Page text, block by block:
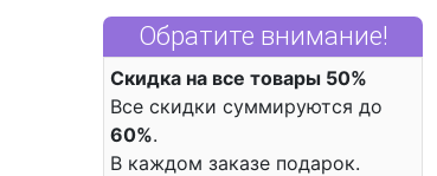
Обратите внимание!
Скидка на все товары 50%
Все скидки суммируются до
60%.
В каждом заказе подарок.